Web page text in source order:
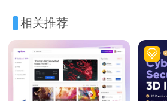
相关推荐